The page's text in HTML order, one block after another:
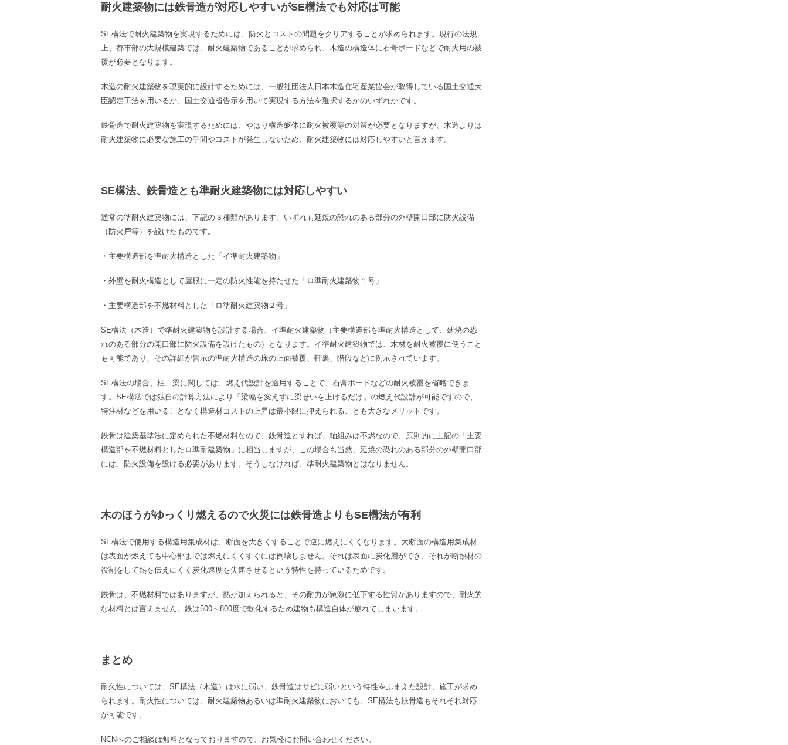
耐火建築物には鉄骨造が対応しやすいがSE構法でも対応は可能
SE構法で耐火建築物を実現するためには、防火とコストの問題をクリアすることが求められます。現行の法規
上、都市部の大規模建築では、耐火建築物であることが求められ、木造の構造体に石膏ボードなどで耐火用の被
覆が必要となります。
木造の耐火建築物を現実的に設計するためには、一般社団法人日本木造住宅産業協会が取得している国土交通大
臣認定工法を用いるか、国土交通省告示を用いて実現する方法を選択するかのいずれかです。
鉄骨造で耐火建築物を実現するためには、やはり構造躯体に耐火被覆等の対策が必要となりますが、木造よりは
耐火建築物に必要な施工の手間やコストが発生しないため、耐火建築物には対応しやすいと言えます。
SE構法、鉄骨造とも準耐火建築物には対応しやすい
通常の準耐火建築物には、下記の３種類があります。いずれも延焼の恐れのある部分の外壁開口部に防火設備
（防火戸等）を設けたものです。
・主要構造部を準耐火構造とした「イ準耐火建築物」
・外壁を耐火構造として屋根に一定の防火性能を持たせた「ロ準耐火建築物１号」
・主要構造部を不燃材料とした「ロ準耐火建築物２号」
SE構法（木造）で準耐火建築物を設計する場合、イ準耐火建築物（主要構造部を準耐火構造として、延焼の恐
れのある部分の開口部に防火設備を設けたもの）となります。イ準耐火建築物では、木材を耐火被覆に使うこと
も可能であり、その詳細が告示の準耐火構造の床の上面被覆、軒裏、階段などに例示されています。
SE構法の場合、柱、梁に関しては、燃え代設計を適用することで、石膏ボードなどの耐火被覆を省略できま
す。 SE構法では独自の計算方法により「梁幅を変えずに梁せいを上げるだけ」の燃え代設計が可能ですので、
特注材などを用いることなく構造材コストの上昇は最小限に抑えられることも大きなメリットです。
鉄骨は建築基準法に定められた不燃材料なので、鉄骨造とすれば、軸組みは不燃なので、原則的に上記の「主要
構造部を不燃材料としたロ準耐建築物」に相当しますが、この場合も当然、延焼の恐れのある部分の外壁開口部
には、防火設備を設ける必要があります。そうしなければ、準耐火建築物とはなりません。
木のほうがゆっくり燃えるので火災には鉄骨造よりもSE構法が有利
SE構法で使用する構造用集成材は、断面を大きくすることで逆に燃えにくくなります。大断面の構造用集成材
は表面が燃えても中心部までは燃えにくくすぐには倒壊しません。それは表面に炭化層ができ、それが断熱材の
役割をして熱を伝えにくく炭化速度を失速させるという特性を持っているためです。
鉄骨は、不燃材料ではありますが、熱が加えられると、その耐力が急激に低下する性質がありますので、耐火的
な材料とは言えません。鉄は500～ 800度で軟化するため建物も構造自体が崩れてしまいます。
まとめ
耐久性については、 SE構法（木造）は水に弱い、鉄骨造はサビに弱いという特性をふまえた設計、施工が求め
られます。耐火性については、耐火建築物あるいは準耐火建築物においても、 SE構法も鉄骨造もそれぞれ対応
が可能です。
NCNへのご相談は無料となっておりますので、お気軽にお問い合わせください。